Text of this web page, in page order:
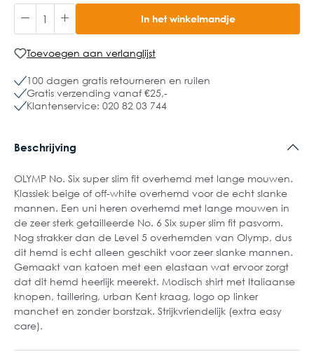
In het winkelmandje
Toevoegen aan verlanglijst
100 dagen gratis retourneren en ruilen
Gratis verzending vanaf €25,-
Klantenservice: 020 82 03 744
Beschrijving
OLYMP No. Six super slim fit overhemd met lange mouwen.
Klassiek beige of off-white overhemd voor de echt slanke
mannen. Een uni heren overhemd met lange mouwen in
de zeer sterk getailleerde No. 6 Six super slim fit pasvorm.
Nog strakker dan de Level 5 overhemden van Olymp, dus
dit hemd is echt alleen geschikt voor zeer slanke mannen.
Gemaakt van katoen met een elastaan wat ervoor zorgt
dat dit hemd heerlijk meerekt. Modisch shirt met Italiaanse
knopen, taillering, urban Kent kraag, logo op linker
manchet en zonder borstzak. Strijkvriendelijk (extra easy
care).